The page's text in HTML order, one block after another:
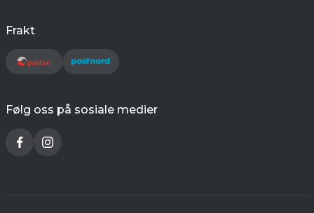
Frakt
Følg oss på sosiale medier